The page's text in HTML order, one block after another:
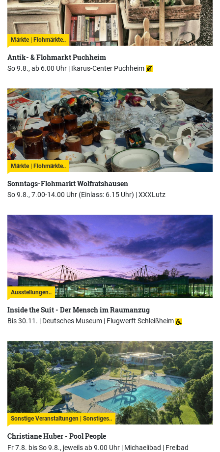
Märkte | Flohmärkte..
Antik- & Flohmarkt Puchheim
So 9.8., ab 6.00 Uhr | Ikarus-Center Puchheim
Märkte | Flohmärkte..
Sonntags-Flohmarkt Wolfratshausen
So 9.8., 7.00-14.00 Uhr (Einlass: 6.15 Uhr) |XXXLutz
Ausstellungen..
Inside the Suit - Der Mensch im Raumanzug
Bis 30.11. | Deutsches Museum | Flugwerft Schleißheim
Sonstige Veranstaltungen | Sonstiges..
Christiane Huber - Pool People
Fr 7.8. bis So 9.8., jeweils ab 9.00 Uhr | Michaelibad | Freibad